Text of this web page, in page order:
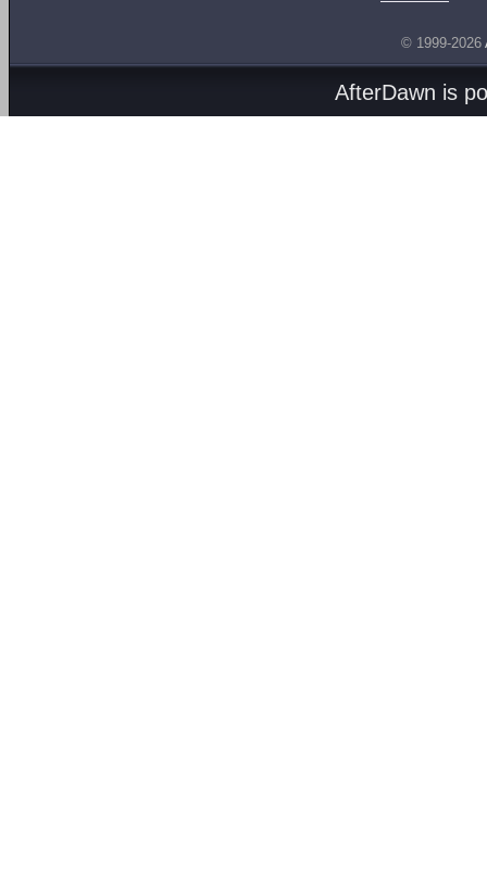
© 1999-2026
AfterDawn is